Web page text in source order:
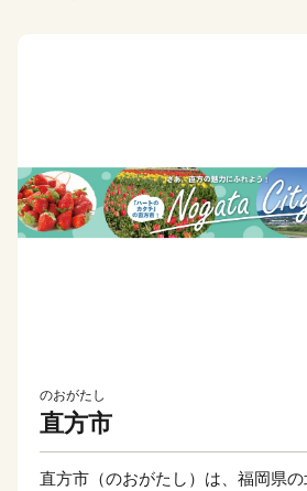
のおがたし
直方市
直方市（のおがたし）は、福岡県